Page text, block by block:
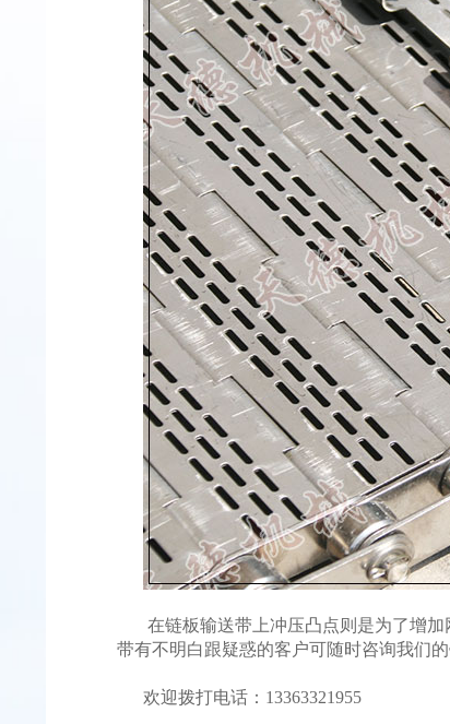
在链板输送带上冲压凸点则是为了增
带有不明白跟疑惑的客户可随时咨询我们
欢迎拨打电话：13363321955